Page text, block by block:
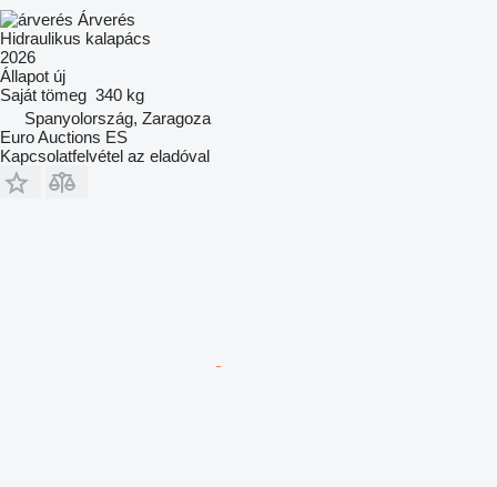
Árverés
Hidraulikus kalapács
2026
Állapot új
Saját tömeg 340 kg
Spanyolország, Zaragoza
Euro Auctions ES
Kapcsolatfelvétel az eladóval